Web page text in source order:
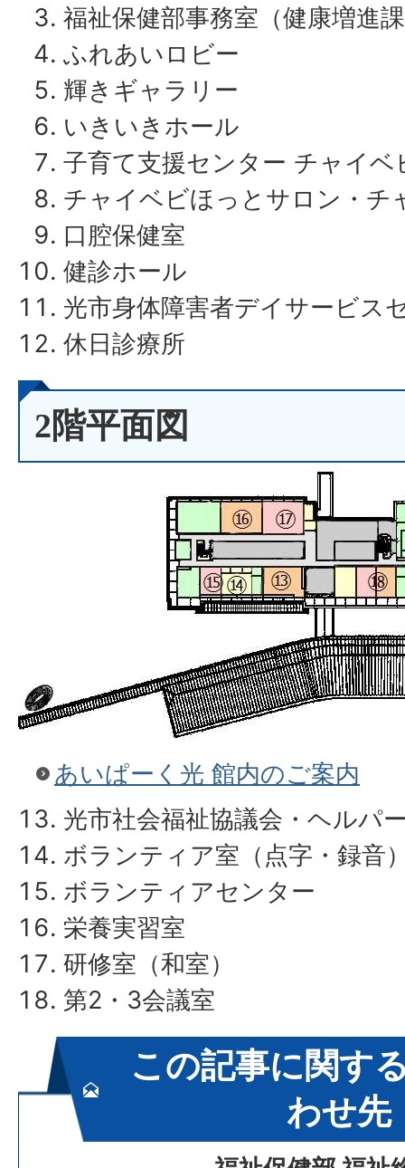
福祉保健部事務室（健康増進
ふれあいロビー
輝きギャラリー
いきいきホール
子育て支援センター チャイ
チャイベビほっとサロン・チ
口腔保健室
健診ホール
光市身体障害者デイサービス
休日診療所
2階平面図
あいぱーく光 館内のご案内
光市社会福祉協議会・ヘルパ
ボランティア室（点字・録音
ボランティアセンター
栄養実習室
研修室（和室）
第2・3会議室
この記事に関す
わせ先